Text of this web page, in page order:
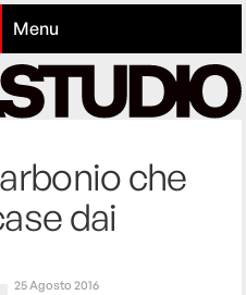
Menu
che
dai
25 Agosto 2016